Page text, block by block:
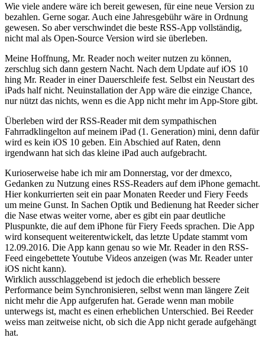
Wie viele andere wäre ich bereit gewesen, für eine neue Version zu
bezahlen. Gerne sogar. Auch eine Jahresgebühr wäre in Ordnung
gewesen. So aber verschwindet die beste RSS-App vollständig,
nicht mal als Open-Source Version wird sie überleben.
Meine Hoffnung, Mr. Reader noch weiter nutzen zu können,
zerschlug sich dann gestern Nacht. Nach dem Update auf iOS 10
hing Mr. Reader in einer Dauerschleife fest. Selbst ein Neustart des
iPads half nicht. Neuinstallation der App wäre die einzige Chance,
nur nützt das nichts, wenn es die App nicht mehr im App-Store gibt.
Überleben wird der RSS-Reader mit dem sympathischen
Fahrradklingelton auf meinem iPad (1. Generation) mini, denn dafür
wird es kein iOS 10 geben. Ein Abschied auf Raten, denn
irgendwann hat sich das kleine iPad auch aufgebracht.
Kurioserweise habe ich mir am Donnerstag, vor der dmexco,
Gedanken zu Nutzung eines RSS-Readers auf dem iPhone gemacht.
Hier konkurrierten seit ein paar Monaten Reeder und Fiery Feeds
um meine Gunst. In Sachen Optik und Bedienung hat Reeder sicher
die Nase etwas weiter vorne, aber es gibt ein paar deutliche
Pluspunkte, die auf dem iPhone für Fiery Feeds sprachen. Die App
wird konsequent weiterentwickelt, das letzte Update stammt vom
12.09.2016. Die App kann genau so wie Mr. Reader in den RSS-
Feed eingebettete Youtube Videos anzeigen (was Mr. Reader unter
iOS nicht kann).
Wirklich ausschlaggebend ist jedoch die erheblich bessere
Performance beim Synchronisieren, selbst wenn man längere Zeit
nicht mehr die App aufgerufen hat. Gerade wenn man mobile
unterwegs ist, macht es einen erheblichen Unterschied. Bei Reeder
weiss man zeitweise nicht, ob sich die App nicht gerade aufgehängt
hat.